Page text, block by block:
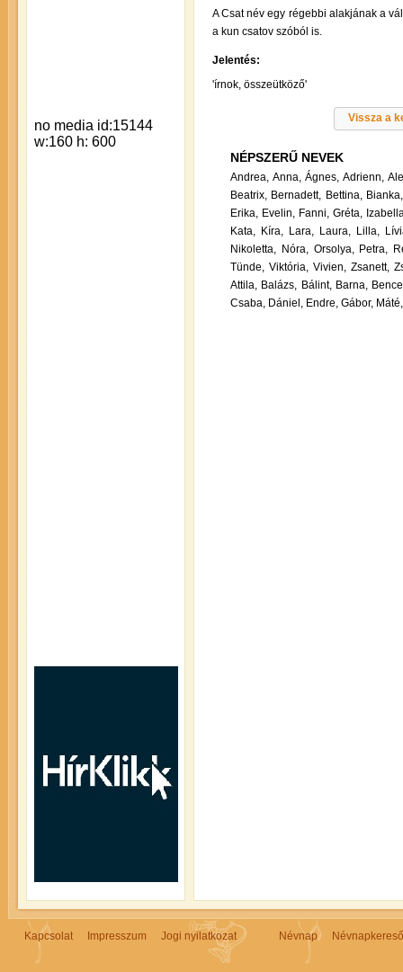
A Csat név egy régebbi alakjának a
a kun csatov szóból is.
Jelentés:
'írnok, összeütköző'
Vissza a
NÉPSZERŰ NEVEK
Andrea, Anna, Ágnes, Adrienn,
Beatrix, Bernadett, Bettina, Bianka,
Erika, Evelin, Fanni, Gréta,
Kata, Kíra, Lara, Laura, Lilla,
Nikoletta, Nóra, Orsolya, Petra,
Tünde, Viktória, Vivien, Zsanett,
Attila, Balázs, Bálint, Barna,
Csaba, Dániel, Endre, Gábor, Máté,
Kapcsolat Impresszum Jogi nyilatkozat Névnap Névnapkereső